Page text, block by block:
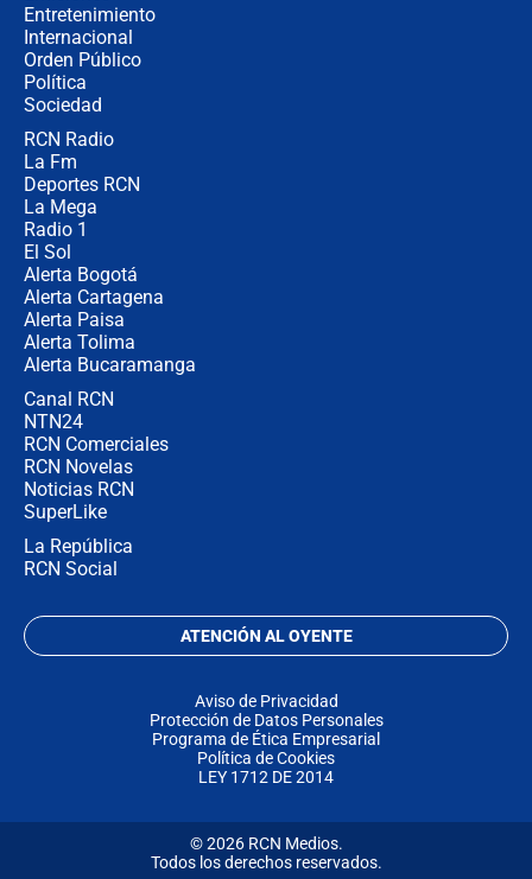
Entretenimiento
Internacional
Orden Público
Política
Sociedad
RCN Radio
La Fm
Deportes RCN
La Mega
Radio 1
El Sol
Alerta Bogotá
Alerta Cartagena
Alerta Paisa
Alerta Tolima
Alerta Bucaramanga
Canal RCN
NTN24
RCN Comerciales
RCN Novelas
Noticias RCN
SuperLike
La República
RCN Social
ATENCIÓN AL OYENTE
Aviso de Privacidad
Protección de Datos Personales
Programa de Ética Empresarial
Política de Cookies
LEY 1712 DE 2014
© 2026 RCN Medios.
Todos los derechos reservados.